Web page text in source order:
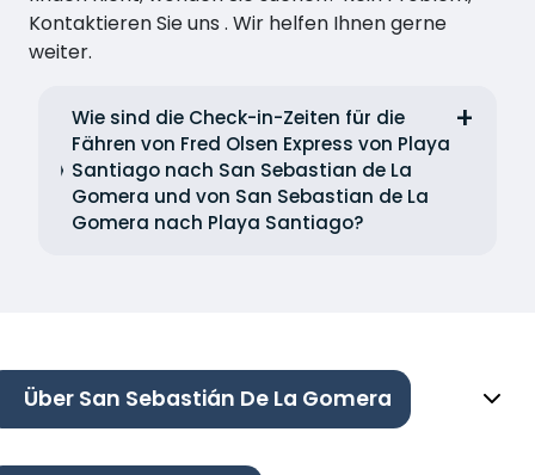
Kontaktieren Sie uns . Wir helfen Ihnen gerne
weiter.
Wie sind die Check-in-Zeiten für die
Fähren von Fred Olsen Express von Playa
Santiago nach San Sebastian de La
Gomera und von San Sebastian de La
Gomera nach Playa Santiago?
Über San Sebastián De La Gomera